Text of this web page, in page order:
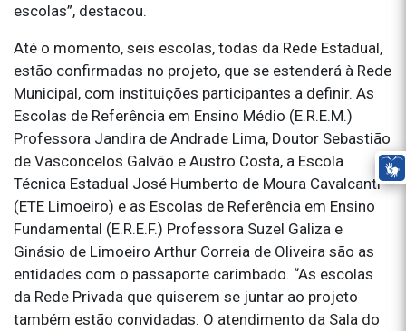
escolas”, destacou.
Até o momento, seis escolas, todas da Rede Estadual,
estão confirmadas no projeto, que se estenderá à Rede
Municipal, com instituições participantes a definir. As
Escolas de Referência em Ensino Médio (E.R.E.M.)
Professora Jandira de Andrade Lima, Doutor Sebastião
de Vasconcelos Galvão e Austro Costa, a Escola
Técnica Estadual José Humberto de Moura Cavalcanti
(ETE Limoeiro) e as Escolas de Referência em Ensino
Fundamental (E.R.E.F.) Professora Suzel Galiza e
Ginásio de Limoeiro Arthur Correia de Oliveira são as
entidades com o passaporte carimbado. “As escolas
da Rede Privada que quiserem se juntar ao projeto
também estão convidadas. O atendimento da Sala do